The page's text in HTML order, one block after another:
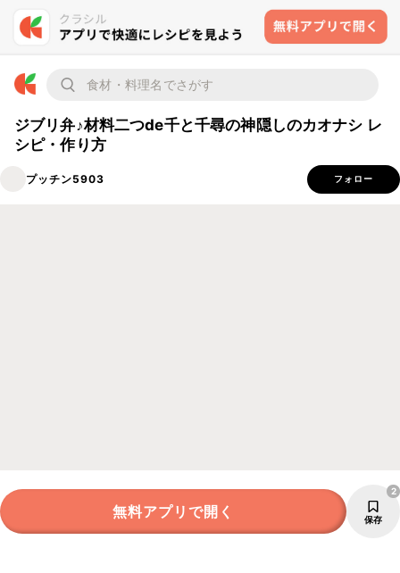
ジブリ弁♪材料二つde千と千尋の神隠しのカオナシ レ
シピ・作り方
プッチン5903 フォロー
無料アプリで開く 保存
2